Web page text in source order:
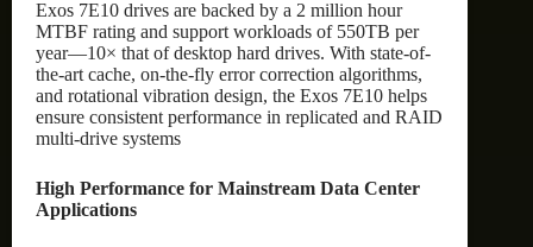
Exos 7E10 drives are backed by a 2 million hour
MTBF rating and support workloads of 550TB per
year—10× that of desktop hard drives. With state-of-
the-art cache, on-the-fly error correction algorithms,
and rotational vibration design, the Exos 7E10 helps
ensure consistent performance in replicated and RAID
multi-drive systems
High Performance for Mainstream Data Center
Applications